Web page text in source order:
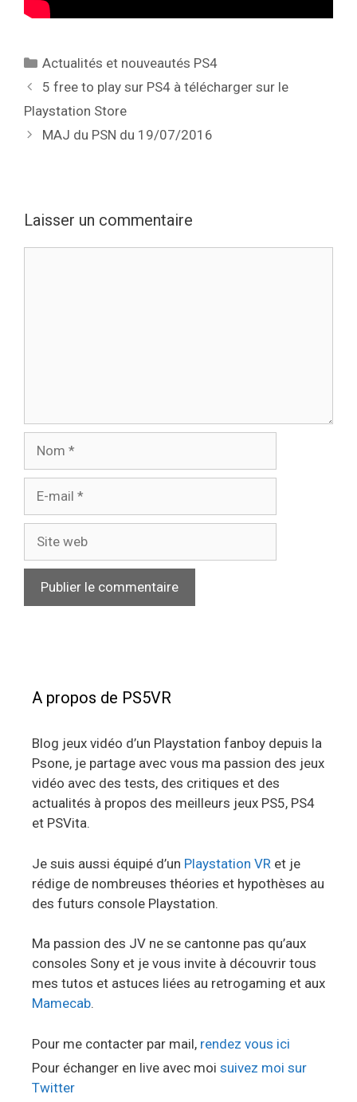
Catégories
Actualités et nouveautés PS4
5 free to play sur PS4 à télécharger sur le
Playstation Store
MAJ du PSN du 19/07/2016
Laisser un commentaire
A propos de PS5VR
Blog jeux vidéo d’un Playstation fanboy depuis la
Psone, je partage avec vous ma passion des jeux
vidéo avec des tests, des critiques et des
actualités à propos des meilleurs jeux PS5, PS4
et PSVita.
Je suis aussi équipé d’un Playstation VR et je
rédige de nombreuses théories et hypothèses au
des futurs console Playstation.
Ma passion des JV ne se cantonne pas qu’aux
consoles Sony et je vous invite à découvrir tous
mes tutos et astuces liées au retrogaming et aux
Mamecab.
Pour me contacter par mail, rendez vous ici
Pour échanger en live avec moi suivez moi sur
Twitter